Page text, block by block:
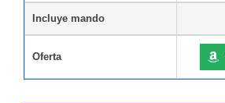
Incluye mando
Oferta